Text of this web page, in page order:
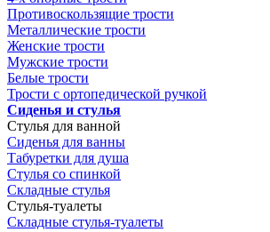
Противоскользящие трости
Металлические трости
Женские трости
Мужские трости
Белые трости
Трости с ортопедической ручкой
Сиденья и стулья
Стулья для ванной
Сиденья для ванны
Табуретки для душа
Стулья со спинкой
Складные стулья
Стулья-туалеты
Складные стулья-туалеты